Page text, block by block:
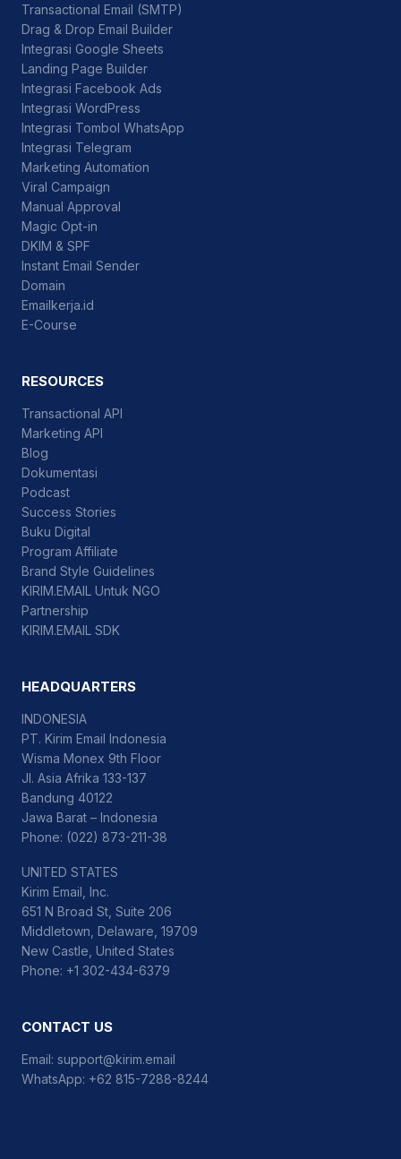
Transactional Email (SMTP)
Drag & Drop Email Builder
Integrasi Google Sheets
Landing Page Builder
Integrasi Facebook Ads
Integrasi WordPress
Integrasi Tombol WhatsApp
Integrasi Telegram
Marketing Automation
Viral Campaign
Manual Approval
Magic Opt-in
DKIM & SPF
Instant Email Sender
Domain
Emailkerja.id
E-Course
RESOURCES
Transactional API
Marketing API
Blog
Dokumentasi
Podcast
Success Stories
Buku Digital
Program Affiliate
Brand Style Guidelines
KIRIM.EMAIL Untuk NGO
Partnership
KIRIM.EMAIL SDK
HEADQUARTERS
INDONESIA
PT. Kirim Email Indonesia
Wisma Monex 9th Floor
Jl. Asia Afrika 133-137
Bandung 40122
Jawa Barat – Indonesia
Phone: (022) 873-211-38
UNITED STATES
Kirim Email, Inc.
651 N Broad St, Suite 206
Middletown, Delaware, 19709
New Castle, United States
Phone: +1 302-434-6379
CONTACT US
Email: support@kirim.email
WhatsApp: +62 815-7288-8244